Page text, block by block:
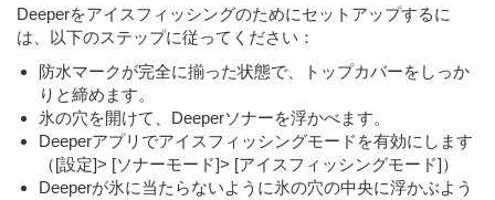
Deeperをアイスフィッシングのためにセットアップするに
は、以下のステップに従ってください：
防水マークが完全に揃った状態で、トップカバーをしっか
りと締めます。
氷の穴を開けて、Deeperソナーを浮かべます。
Deeperアプリでアイスフィッシングモードを有効にします
（[設定]> [ソナーモード]> [アイスフィッシングモード]）
Deeperが氷に当たらないように氷の穴の中央に浮かぶよう